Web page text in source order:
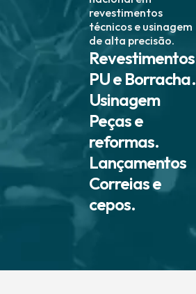
revestimentos
técnicos e usinagem
de alta precisão.
Revestimentos
PU e Borracha.
Usinagem
Peças e
reformas.
Lançamentos
Correias e
cepos.